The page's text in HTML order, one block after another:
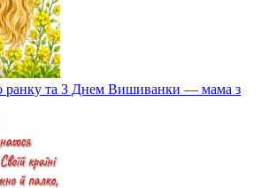
ранку та З Днем Вишиванки — мама з